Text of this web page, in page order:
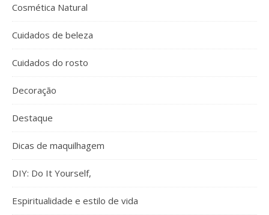
Cosmética Natural
Cuidados de beleza
Cuidados do rosto
Decoração
Destaque
Dicas de maquilhagem
DIY: Do It Yourself,
Espiritualidade e estilo de vida